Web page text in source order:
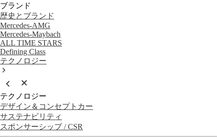
ブランド
歴史とブランド
Mercedes-AMG
Mercedes-Maybach
ALL TIME STARS
Defining Class
テクノロジー
テクノロジー
デザイン＆コンセプトカー
サステナビリティ
スポンサーシップ / CSR